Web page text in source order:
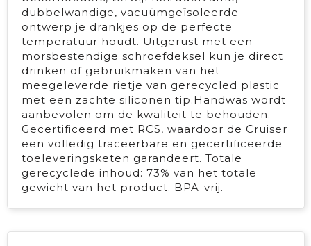
dubbelwandige, vacuümgeïsoleerde
ontwerp je drankjes op de perfecte
temperatuur houdt. Uitgerust met een
morsbestendige schroefdeksel kun je direct
drinken of gebruikmaken van het
meegeleverde rietje van gerecycled plastic
met een zachte siliconen tip.Handwas wordt
aanbevolen om de kwaliteit te behouden.
Gecertificeerd met RCS, waardoor de Cruiser
een volledig traceerbare en gecertificeerde
toeleveringsketen garandeert. Totale
gerecyclede inhoud: 73% van het totale
gewicht van het product. BPA-vrij.